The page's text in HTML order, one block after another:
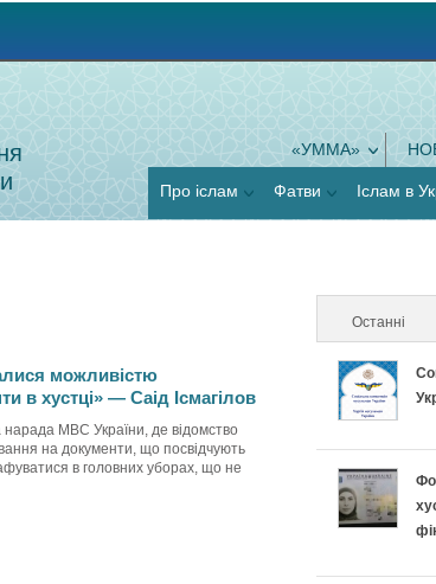
«УММА»
Про іслам Фатви Іслам в
можливістю
в хустці» — Саід Ісмагілов
МВС України, де відомство
на документи, що посвідчують
в головних уборах, що не
Останні